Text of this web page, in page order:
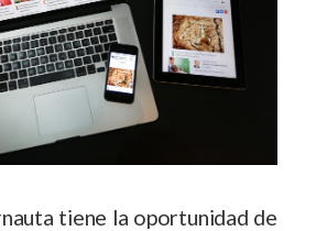
tiene la oportunidad de